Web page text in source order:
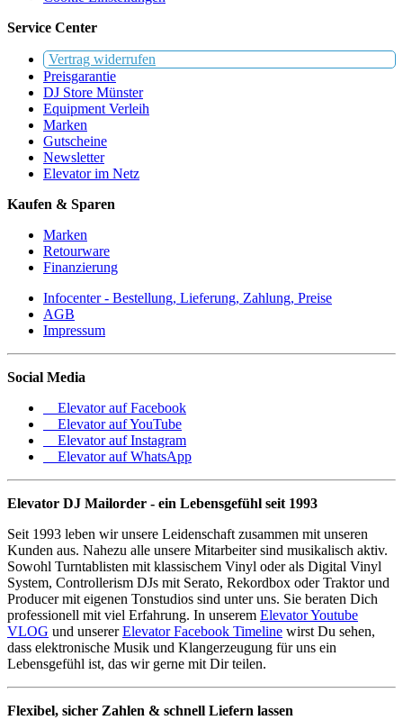
Service Center
Vertrag widerrufen
Preisgarantie
DJ Store Münster
Equipment Verleih
Marken
Gutscheine
Newsletter
Elevator im Netz
Kaufen & Sparen
Marken
Retourware
Finanzierung
Infocenter - Bestellung, Lieferung, Zahlung, Preise
AGB
Impressum
Social Media
Elevator auf Facebook
Elevator auf YouTube
Elevator auf Instagram
Elevator auf WhatsApp
Elevator DJ Mailorder - ein Lebensgefühl seit 1993
Seit 1993 leben wir unsere Leidenschaft zusammen mit unseren
Kunden aus. Nahezu alle unsere Mitarbeiter sind musikalisch aktiv.
Sowohl Turntablisten mit klassischem Vinyl oder als Digital Vinyl
System, Controllerism DJs mit Serato, Rekordbox oder Traktor und
Producer mit eigenen Tonstudios sind unter uns. Sie beraten Dich
professionell mit viel Erfahrung. In unserem Elevator Youtube
VLOG und unsererElevator Facebook Timeline wirst Du sehen,
dass elektronische Musik und Klangerzeugung für uns ein
Lebensgefühl ist, das wir gerne mit Dir teilen.
Flexibel, sicher Zahlen & schnell Liefern lassen